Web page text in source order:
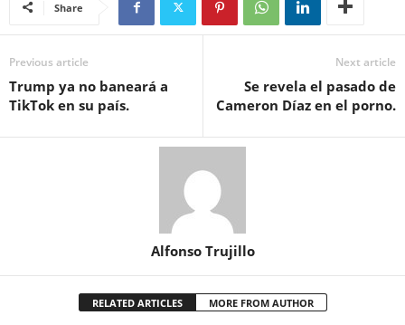
Share
Previous article
Trump ya no baneará a
TikTok en su país.
Next article
Se revela el pasado de
Cameron Díaz en el porno.
Alfonso Trujillo
RELATED ARTICLES MORE FROM AUTHOR